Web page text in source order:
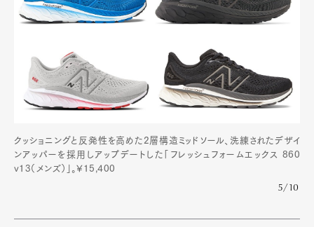
クッショニングと反発性を高めた2層構造ミッドソール、洗練されたデザイ
ンアッパーを採用しアップデートした「フレッシュフォームエックス 860
v13（メンズ）」。¥15,400
5/10